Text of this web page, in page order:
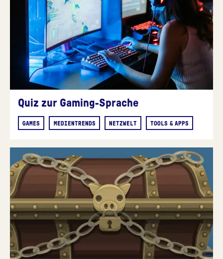
Quiz zur Gaming-Sprache
GAMES MEDIENTRENDS NETZWELT TOOLS & APPS